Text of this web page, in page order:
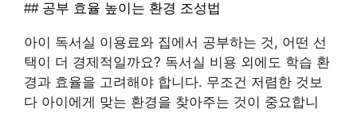
## 공부 효율 높이는 환경 조성법
아이 독서실 이용료와 집에서 공부하는 것, 어떤 선
택이 더 경제적일까요? 독서실 비용 외에도 학습 환
경과 효율을 고려해야 합니다. 무조건 저렴한 것보
다 아이에게 맞는 환경을 찾아주는 것이 중요합니